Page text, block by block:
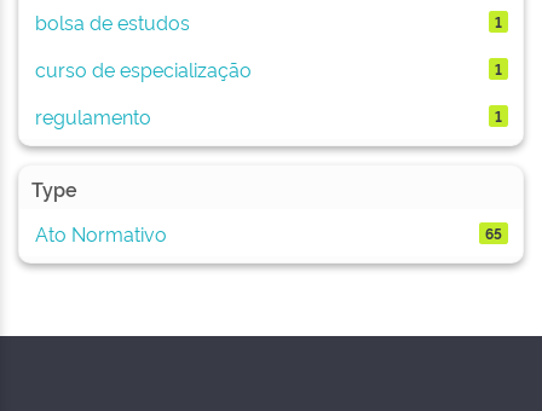
bolsa de estudos 1
curso de especialização 1
regulamento 1
Type
Ato Normativo
65